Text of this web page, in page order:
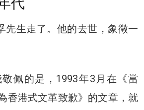
代
先生走了。他的去世，象徵一
佩的是，1993年3月在《當
香港式文革致歉》的文章，就